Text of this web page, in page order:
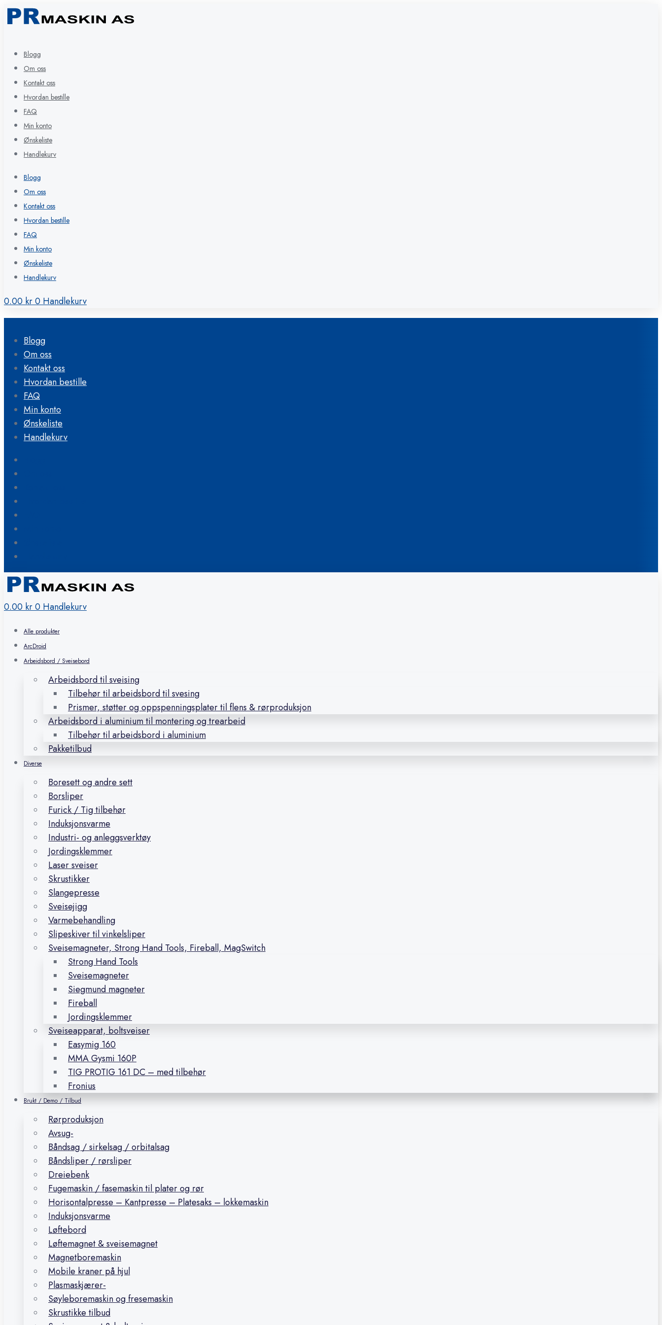
Blogg
Om oss
Kontakt oss
Hvordan bestille
FAQ
Min konto
Ønskeliste
Handlekurv
Blogg
Om oss
Kontakt oss
Hvordan bestille
FAQ
Min konto
Ønskeliste
Handlekurv
0.00kr0Handlekurv
Blogg
Om oss
Kontakt oss
Hvordan bestille
FAQ
Min konto
Ønskeliste
Handlekurv
0.00 kr0 Handlekurv
Alle produkter
ArcDroid
Arbeidsbord / Sveisebord
Arbeidsbord til sveising
Tilbehør til arbeidsbord til svesing
Prismer, støtter og oppspenningsplater til flens & rørproduksjon
Arbeidsbord i aluminium til montering og trearbeid
Tilbehør til arbeidsbord i aluminium
Pakketilbud
Diverse
Boresett og andre sett
Borsliper
Furick / Tig tilbehør
Induksjonsvarme
Industri- og anleggsverktøy
Jordingsklemmer
Laser sveiser
Skrustikker
Slangepresse
Sveisejigg
Varmebehandling
Slipeskiver til vinkelsliper
Sveisemagneter, Strong Hand Tools, Fireball, MagSwitch
Strong Hand Tools
Sveisemagneter
Siegmund magneter
Fireball
Jordingsklemmer
Sveiseapparat, boltsveiser
Easymig 160
MMA Gysmi 160P
TIG PROTIG 161 DC – med tilbehør
Fronius
Brukt / Demo / Tilbud
Rørproduksjon
Avsug-
Båndsag / sirkelsag / orbitalsag
Båndsliper / rørsliper
Dreiebenk
Fugemaskin / fasemaskin til plater og rør
Horisontalpresse – Kantpresse – Platesaks – lokkemaskin
Induksjonsvarme
Løftebord
Løftemagnet & sveisemagnet
Magnetboremaskin
Mobile kraner på hjul
Plasmaskjærer-
Søyleboremaskin og fresemaskin
Skrustikke tilbud